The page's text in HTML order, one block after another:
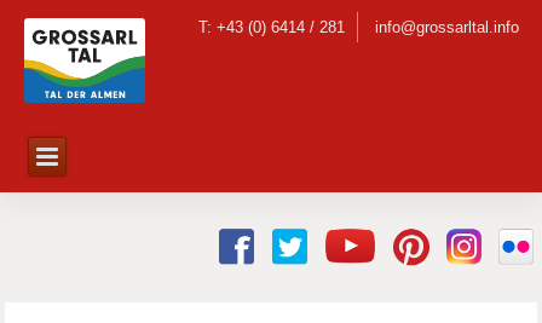
T: +43 (0) 6414 / 281 info@grossarltal.info